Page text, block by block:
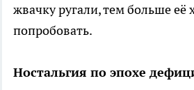
жвачку ругали, тем больше её
попробовать.
Ностальгия по эпохе